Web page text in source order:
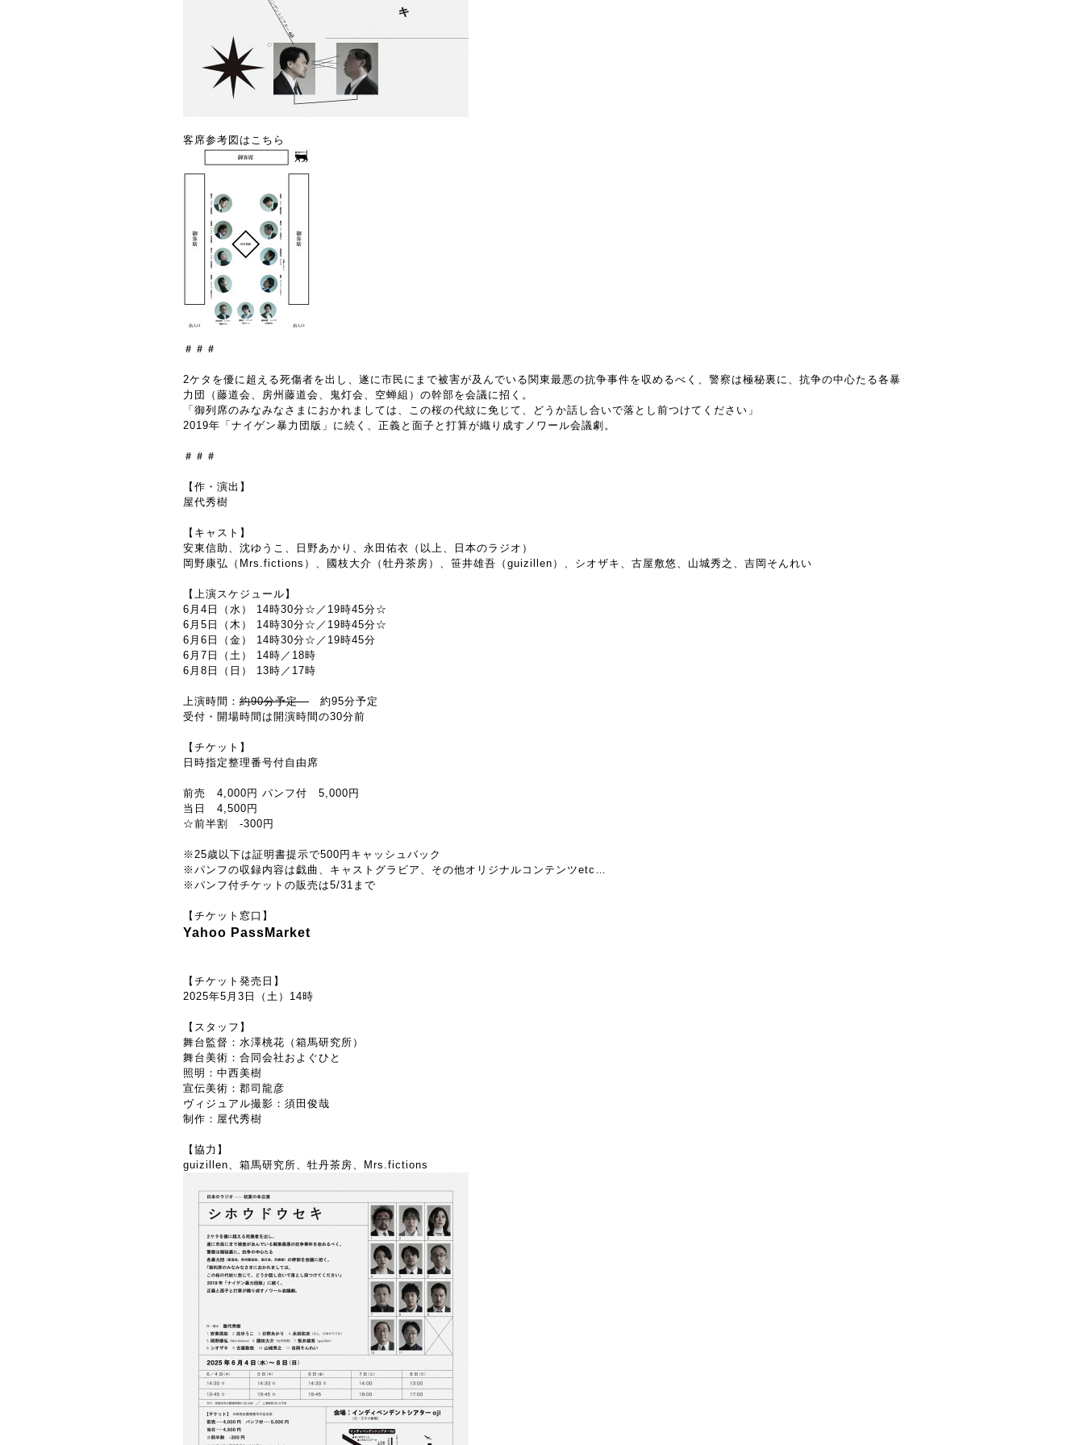
客席参考図はこちら
＃＃＃
2ケタを優に超える死傷者を出し、遂に市民にまで被害が及んでいる関東最悪の抗争事件を収めるべく、警察は極秘裏に、抗争の中心たる各暴
力団（藤道会、房州藤道会、鬼灯会、空蝉組）の幹部を会議に招く。
「御列席のみなみなさまにおかれましては、この桜の代紋に免じて、どうか話し合いで落とし前つけてください」
2019年「ナイゲン暴力団版」に続く、正義と面子と打算が織り成すノワール会議劇。
＃＃＃
【作・演出】
屋代秀樹
【キャスト】
安東信助、沈ゆうこ、日野あかり、永田佑衣（以上、日本のラジオ）
岡野康弘（Mrs.fictions）、國枝大介（牡丹茶房）、笹井雄吾（guizillen）、シオザキ、古屋敷悠、山城秀之、吉岡そんれい
【上演スケジュール】
6月4日（水）
14時30分☆／19時45分☆
6月5日（木）
14時30分☆／19時45分☆
6月6日（金）
14時30分☆／19時45分
6月7日（土）
14時／18時
6月8日（日）
13時／17時
上演時間： 約90分予定 約95分予定
受付・開場時間は開演時間の30分前
【チケット】
日時指定整理番号付自由席
前売 4,000円 パンフ付 5,000円
当日 4,500円
☆前半割 -300円
※25歳以下は証明書提示で500円キャッシュバック
※パンフの収録内容は戯曲、キャストグラビア、その他オリジナルコンテンツetc…
※パンフ付チケットの販売は5/31まで
【チケット窓口】
Yahoo PassMarket
【チケット発売日】
2025年5月3日（土）14時
【スタッフ】
舞台監督：水澤桃花（箱馬研究所）
舞台美術：合同会社およぐひと
照明：中西美樹
宣伝美術：郡司龍彦
ヴィジュアル撮影：須田俊哉
制作：屋代秀樹
【協力】
guizillen、箱馬研究所、牡丹茶房、Mrs.fictions